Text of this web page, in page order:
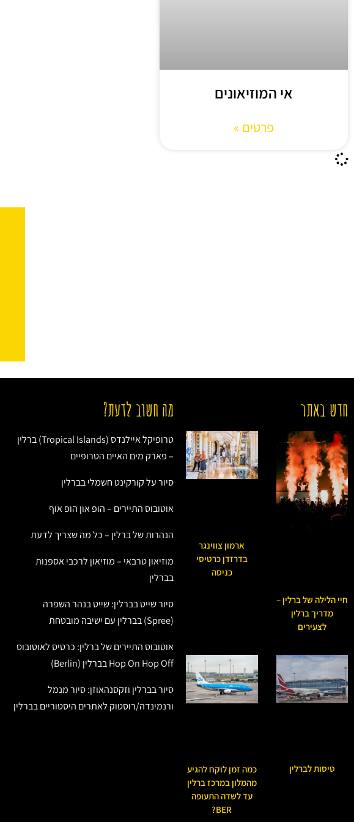
אי המוזיאונים
פרטים »
חדש באתר
חיי הלילה של ברלין –
מדריך ברלין
לצעירים
ארמון צווינגר
בדרזדן כרטיסי
כניסה
טיסות לברלין
כמה זמן לוקח להגיע
מהמלון במרכז ברלין
עד לשדה התעופה
BER?
מה חשוב לדעת?
טרופיקל איילנדס (Tropical Islands) ברלין
– פארק מים האיים הטרופיים
סיור על קורקינט חשמלי בברלין
אוטובוס התיירים – הופ און הופ אוף
הנהרות של ברלין – כל מה שצריך לדעת
מוזיאון טרבאי – מוזיאון לרכבי אספנות
בברלין
סיור שייט בברלין: שייט בנהר השפרה
(Spree) בברלין עם ישיבה מובטחת
אוטובוס התיירים של ברלין: כרטיס לאוטובוס
Hop On Hop Off בברלין (Berlin)
סיור בברלין וזקסנהאוזן: סיור מנמל
ורנמינדה/רוסטוק לאתרים היסטוריים בברלין